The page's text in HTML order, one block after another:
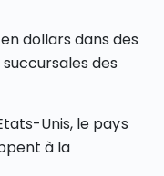
dollars dans des
des
Unis, le pays
à la